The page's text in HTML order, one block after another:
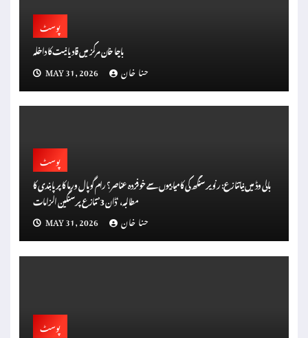
پوسٹ
باچا خان مرکز میں قادیانیت کا داخلہ
MAY 31, 2026
حنا خان
پوسٹ
بالی وڈ میں نیا تنازع: رنویر سنگھ کی کامیابیوں سے خوفزدہ عناصر؟ رام گوپال ورما کا پر پابندی کا
مطالبہ، ‘ڈان 3’ تنازع پر سنگین الزامات
MAY 31, 2026
حنا خان
پوسٹ